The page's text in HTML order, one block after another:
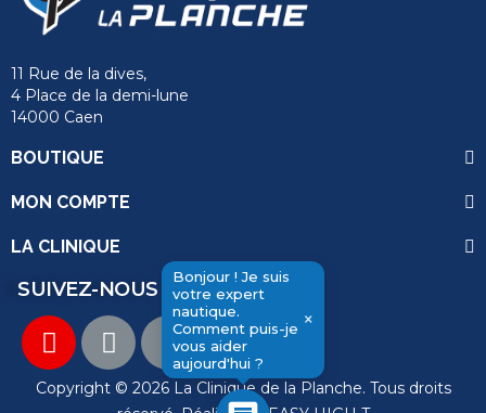
Bonjour ! Je suis
votre expert
nautique.
Comment puis-je
vous aider
aujourd'hui ?
×
11 Rue de la dives,
4 Place de la demi-lune
14000 Caen
BOUTIQUE
MON COMPTE
LA CLINIQUE
SUIVEZ-NOUS
Copyright © 2026 La Clinique de la Planche. Tous droits